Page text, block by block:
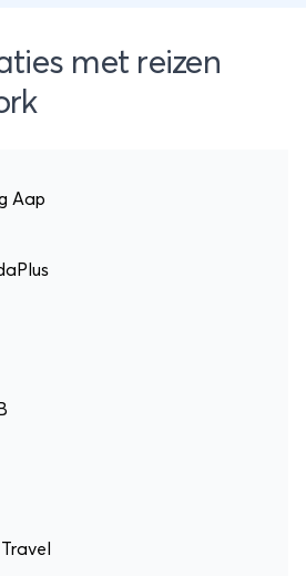
met reizen
Aap